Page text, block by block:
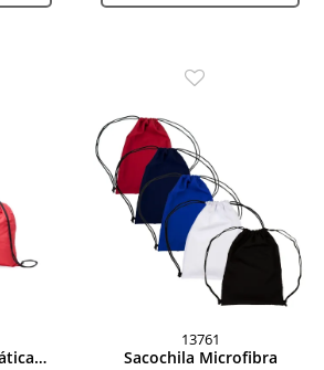
13761
Sacochila Microfibra